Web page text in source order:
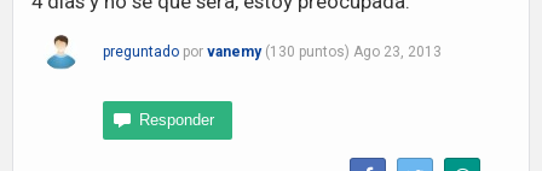
preguntado por vanemy (130 puntos) Ago 23, 2013